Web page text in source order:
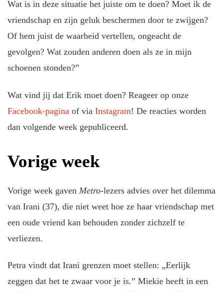
Wat is in deze situatie het juiste om te doen? Moet ik de
vriendschap en zijn geluk beschermen door te zwijgen?
Of hem juist de waarheid vertellen, ongeacht de
gevolgen? Wat zouden anderen doen als ze in mijn
schoenen stonden?”
Wat vind jij dat Erik moet doen? Reageer op onze
Facebook-pagina of via Instagram! De reacties worden
dan volgende week gepubliceerd.
Vorige week
Vorige week gaven Metro-lezers advies over het dilemma
van Irani (37), die niet weet hoe ze haar vriendschap met
een oude vriend kan behouden zonder zichzelf te
verliezen.
Petra vindt dat Irani grenzen moet stellen: „Eerlijk
zeggen dat het te zwaar voor je is.” Miekie heeft in een